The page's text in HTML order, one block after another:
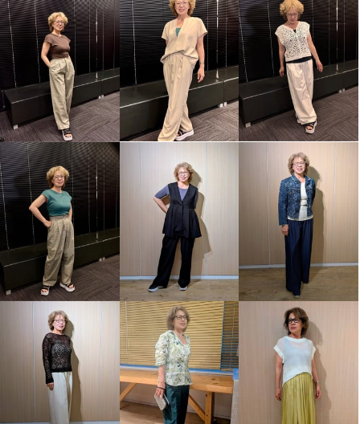
きれいになろう！ ナノファイン
１００加工 モダール混ベア天竺
超フィットショーツ “ソフトバー
ジョン” ４枚セット
クレアセット Ｌ
¥0
きれいになろう！ ナノファイン
１００加工 モダール混ベア天竺
超フィットショーツ “ソフトバー
ジョン” ４枚セット
クレアセット ＬＬ
¥0